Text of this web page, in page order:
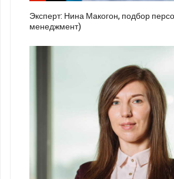
Эксперт: Нина Макогон, подбор
менеджмент)